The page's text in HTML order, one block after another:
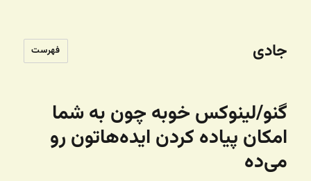
جادی فهرست
گنو/لینوکس خوبه چون به شما
امکان پیاده کردن ایده‌هاتون رو
می‌ده